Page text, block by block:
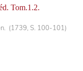
Tom.1.2.
(1739, S. 100-101)